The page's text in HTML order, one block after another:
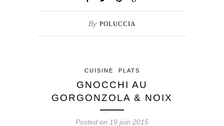
By POLUCCIA
CUISINE PLATS
GNOCCHI AU
GORGONZOLA & NOIX
Posted on 19 juin 2015